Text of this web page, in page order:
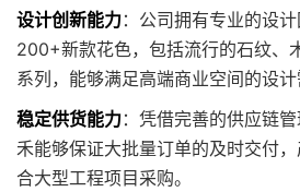
设计创新能力：公司拥有专业的设
200+新款花色，包括流行的石纹、
系列，能够满足高端商业空间的设计
稳定供货能力：凭借完善的供应链
禾能够保证大批量订单的及时交付
合大型工程项目采购。